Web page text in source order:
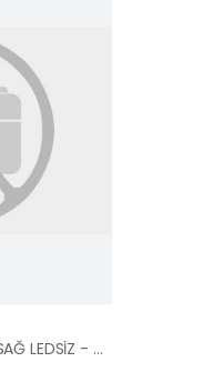
STOP SPORTAGE 16-20 İÇ SAĞ LEDSİZ - 92406-F1000-YS